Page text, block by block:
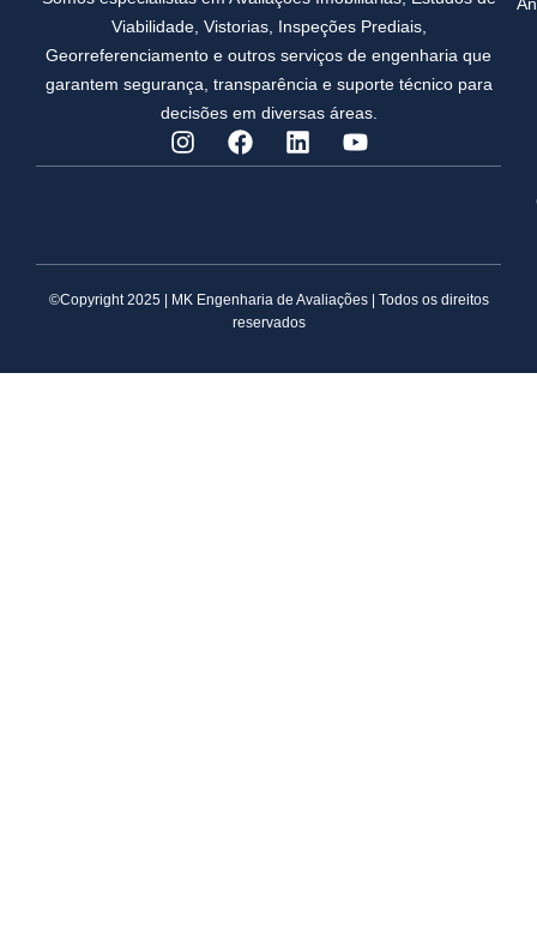
Viabilidade, Vistorias, Inspeções Prediais,
Georreferenciamento e outros serviços de engenharia que
garantem segurança, transparência e suporte técnico para
decisões em diversas áreas.
©Copyright 2025 | MK Engenharia de Avaliações | Todos os direitos
reservados